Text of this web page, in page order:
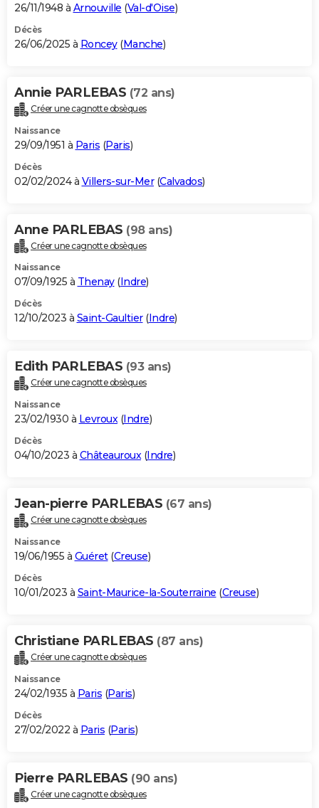
26/11/1948 à Arnouville (Val-d'Oise)
Décès
26/06/2025 à Roncey(Manche)
Annie PARLEBAS (72 ans)
Créer une cagnotte obsèques
Naissance
29/09/1951 à Paris (Paris)
Décès
02/02/2024 à Villers-sur-Mer(Calvados)
Anne PARLEBAS (98 ans)
Créer une cagnotte obsèques
Naissance
07/09/1925 à Thenay(Indre)
Décès
12/10/2023 à Saint-Gaultier(Indre)
Edith PARLEBAS (93 ans)
Créer une cagnotte obsèques
Naissance
23/02/1930 à Levroux(Indre)
Décès
04/10/2023 à Châteauroux(Indre)
Jean-pierre PARLEBAS (67 ans)
Créer une cagnotte obsèques
Naissance
19/06/1955 à Guéret(Creuse)
Décès
10/01/2023 à Saint-Maurice-la-Souterraine (Creuse)
Christiane PARLEBAS (87 ans)
Créer une cagnotte obsèques
Naissance
24/02/1935 à Paris (Paris)
Décès
27/02/2022 à Paris (Paris)
Pierre PARLEBAS (90 ans)
Créer une cagnotte obsèques